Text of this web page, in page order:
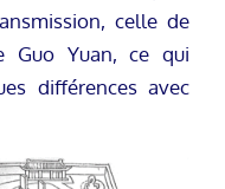
celle de
Guo Yuan, ce qui
différences avec